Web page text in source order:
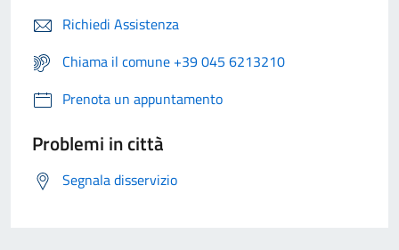
Richiedi Assistenza
Chiama il comune +39 045 6213210
Prenota un appuntamento
Problemi in città
Segnala disservizio